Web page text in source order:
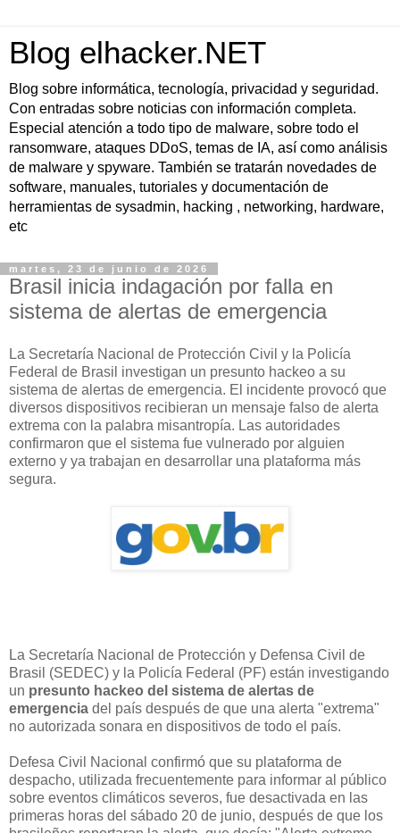
Blog elhacker.NET
Blog sobre informática, tecnología, privacidad y seguridad.
Con entradas sobre noticias con información completa.
Especial atención a todo tipo de malware, sobre todo el
ransomware, ataques DDoS, temas de IA, así como análisis
de malware y spyware. También se tratarán novedades de
software, manuales, tutoriales y documentación de
herramientas de sysadmin, hacking , networking, hardware,
etc
martes, 23 de junio de 2026
Brasil inicia indagación por falla en
sistema de alertas de emergencia
La Secretaría Nacional de Protección Civil y la Policía
Federal de Brasil investigan un presunto hackeo a su
sistema de alertas de emergencia. El incidente provocó que
diversos dispositivos recibieran un mensaje falso de alerta
extrema con la palabra misantropía. Las autoridades
confirmaron que el sistema fue vulnerado por alguien
externo y ya trabajan en desarrollar una plataforma más
segura.
La Secretaría Nacional de Protección y Defensa Civil de
Brasil (SEDEC) y la Policía Federal (PF) están investigando
un presunto hackeo del sistema de alertas de
emergencia del país después de que una alerta "extrema"
no autorizada sonara en dispositivos de todo el país.
Defesa Civil Nacional confirmó que su plataforma de
despacho, utilizada frecuentemente para informar al público
sobre eventos climáticos severos, fue desactivada en las
primeras horas del sábado 20 de junio, después de que los